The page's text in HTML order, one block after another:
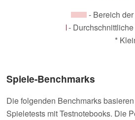
- Bereich
-
*
Spiele-Benchmarks
Die folgenden Benchmarks
Spieletests mit Testnotebooks. Die